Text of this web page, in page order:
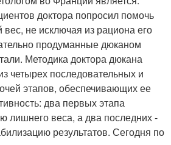
доктора попросил помочь
не исключая из рациона его
продуманные дюканом
Методика доктора дюкана
четырех последовательных и
этапов, обеспечивающих ее
два первых этапа
лишнего веса, а два последних -
результатов. Сегодня по